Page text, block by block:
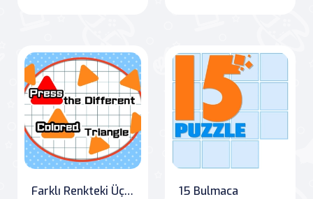
Farklı Renkteki Üçgeni Bul 15 Bulmaca